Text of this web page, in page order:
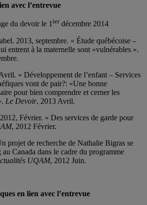
avec l’entrevue
du devoir le 1ier décembre 2014
2013, septembre. « Étude québécoise –
entrent à la maternelle sont «vulnérables ».
« Développement de l’enfant – Services
vont de pair?: «Une bonne
pour bien comprendre et cerner les
Le Devoir, 2013 Avril.
Février. « Des services de garde pour
, 2012 Février.
projet de recherche de Nathalie Bigras se
au Canada dans le cadre du programme
UQAM, 2012 Juin.
en lien avec l’entrevue